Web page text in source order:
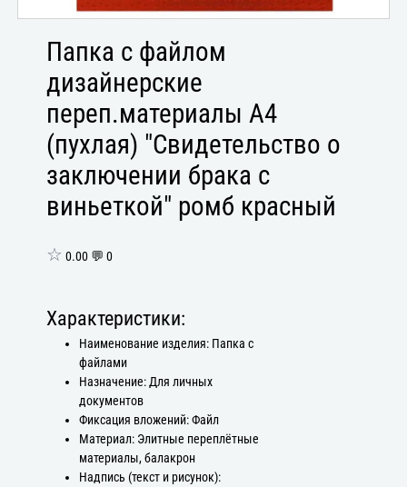
Папка с файлом
дизайнерские
переп.материалы А4
(пухлая) "Свидетельство о
заключении брака с
виньеткой" ромб красный
☆ 0.00 💬 0
Характеристики:
Наименование изделия: Папка с
файлами
Назначение: Для личных
документов
Фиксация вложений: Файл
Материал: Элитные переплётные
материалы, балакрон
Надпись (текст и рисунок):